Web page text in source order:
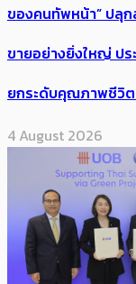
ของคนทัพหน้า” ปลุ
ขายอย่างยิ่งใหญ่ ปร
ยกระดับคุณภาพชีวิ
4 August 2026